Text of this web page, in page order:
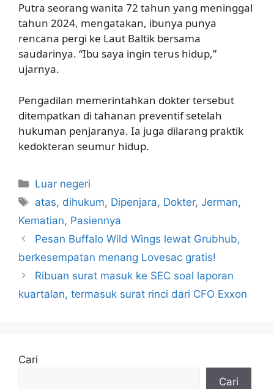
Putra seorang wanita 72 tahun yang meninggal
tahun 2024, mengatakan, ibunya punya
rencana pergi ke Laut Baltik bersama
saudarinya. “Ibu saya ingin terus hidup,”
ujarnya.
Pengadilan memerintahkan dokter tersebut
ditempatkan di tahanan preventif setelah
hukuman penjaranya. Ia juga dilarang praktik
kedokteran seumur hidup.
Kategori
Luar negeri
Tag
atas, dihukum, Dipenjara, Dokter,Jerman,
Kematian, Pasiennya
Pesan Buffalo Wild Wings lewat Grubhub,
berkesempatan menang Lovesac gratis!
Ribuan surat masuk ke SEC soal laporan
kuartalan, termasuk surat rinci dari CFO Exxon
Cari
Cari